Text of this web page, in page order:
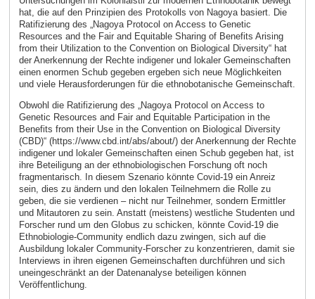
hat, die auf den Prinzipien des Protokolls von Nagoya basiert. Die
Ratifizierung des „Nagoya Protocol on Access to Genetic
Resources and the Fair and Equitable Sharing of Benefits Arising
from their Utilization to the Convention on Biological Diversity“ hat
der Anerkennung der Rechte indigener und lokaler Gemeinschaften
einen enormen Schub gegeben ergeben sich neue Möglichkeiten
und viele Herausforderungen für die ethnobotanische Gemeinschaft.
Obwohl die Ratifizierung des „Nagoya Protocol on Access to
Genetic Resources and Fair and Equitable Participation in the
Benefits from their Use in the Convention on Biological Diversity
(CBD)“ (https://www.cbd.int/abs/about/) der Anerkennung der Rechte
indigener und lokaler Gemeinschaften einen Schub gegeben hat, ist
ihre Beteiligung an der ethnobiologischen Forschung oft noch
fragmentarisch. In diesem Szenario könnte Covid-19 ein Anreiz
sein, dies zu ändern und den lokalen Teilnehmern die Rolle zu
geben, die sie verdienen – nicht nur Teilnehmer, sondern Ermittler
und Mitautoren zu sein. Anstatt (meistens) westliche Studenten und
Forscher rund um den Globus zu schicken, könnte Covid-19 die
Ethnobiologie-Community endlich dazu zwingen, sich auf die
Ausbildung lokaler Community-Forscher zu konzentrieren, damit sie
Interviews in ihren eigenen Gemeinschaften durchführen und sich
uneingeschränkt an der Datenanalyse beteiligen können
Veröffentlichung.